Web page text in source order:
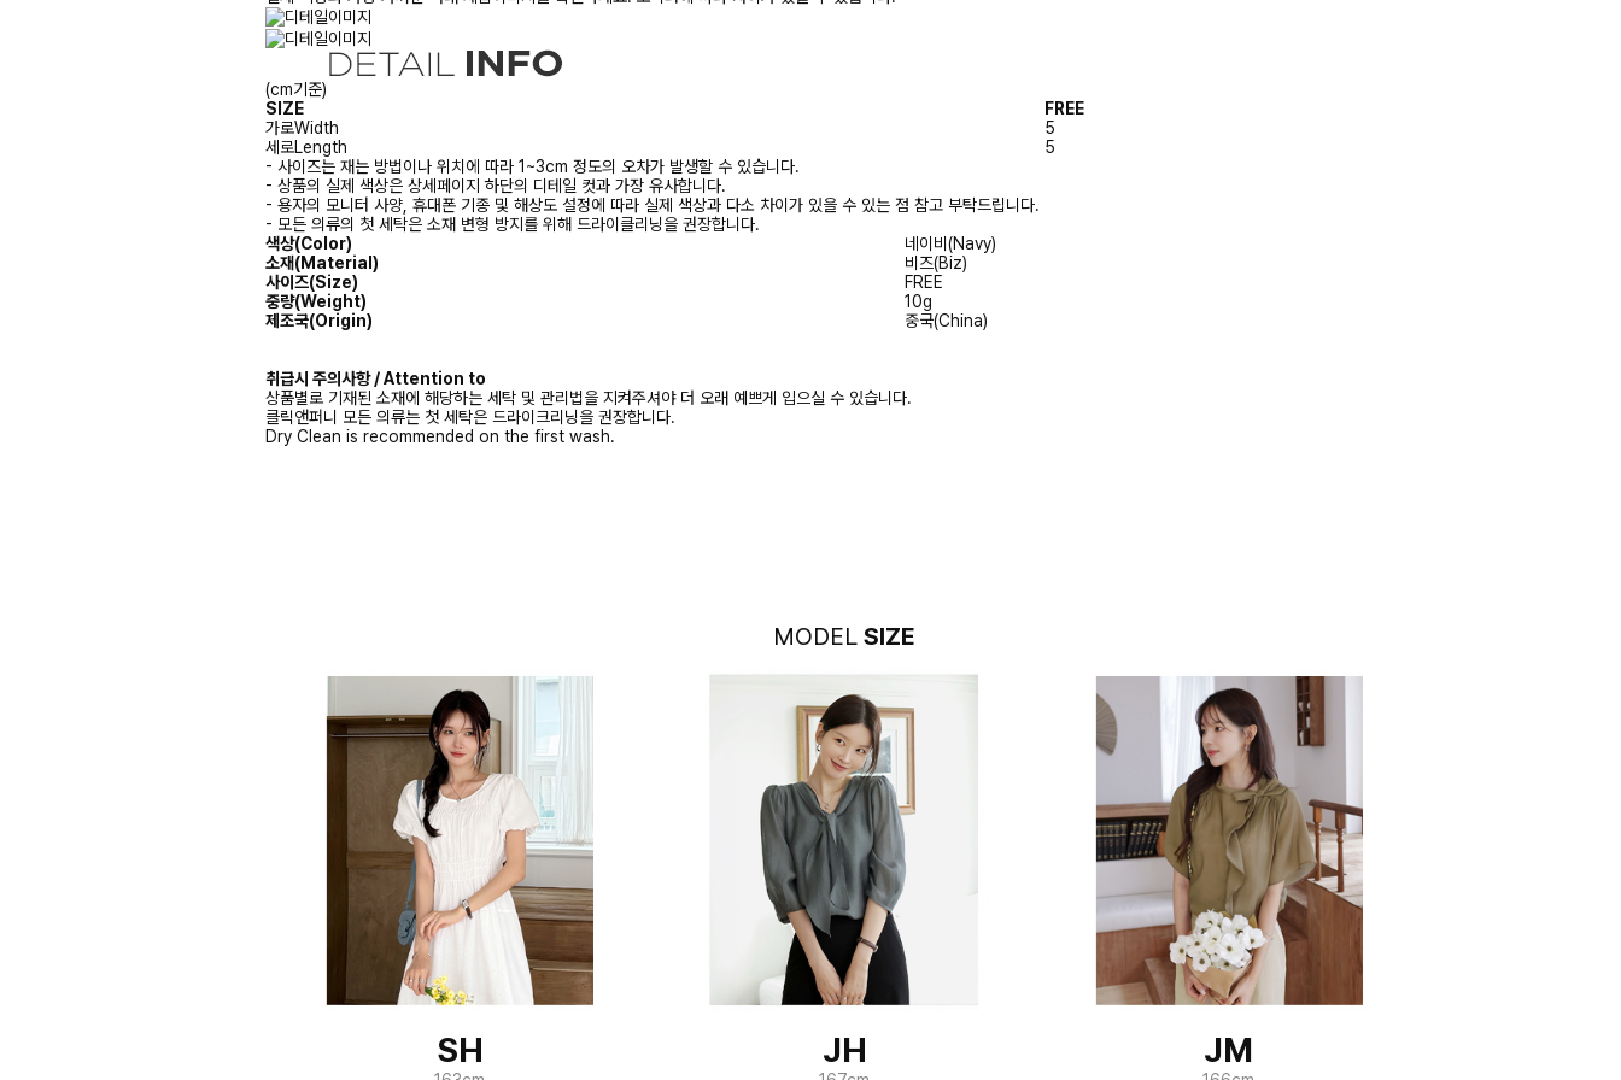
(cm기준)
SIZE
FREE
가로Width
5
세로Length
5
- 사이즈는 재는 방법이나 위치에 따라 1~3cm 정도의 오차가 발생할 수 있습니다.
- 상품의 실제 색상은 상세페이지 하단의 디테일 컷과 가장 유사합니다.
- 용자의 모니터 사양, 휴대폰 기종 및 해상도 설정에 따라 실제 색상과 다소 차이가 있을 수 있는 점 참고 부탁드립니다.
- 모든 의류의 첫 세탁은 소재 변형 방지를 위해 드라이클리닝을 권장합니다.
색상(Color)
네이비(Navy)
소재(Material)
비즈(Biz)
사이즈(Size)
FREE
중량(Weight)
10g
제조국(Origin)
중국(China)
취급시 주의사항 / Attention to
상품별로 기재된 소재에 해당하는 세탁 및 관리법을 지켜주셔야 더 오래 예쁘게 입으실 수 있습니다.
클릭앤퍼니 모든 의류는 첫 세탁은 드라이크리닝을 권장합니다.
Dry Clean is recommended on the first wash.
MODEL SIZE
SH JH JM